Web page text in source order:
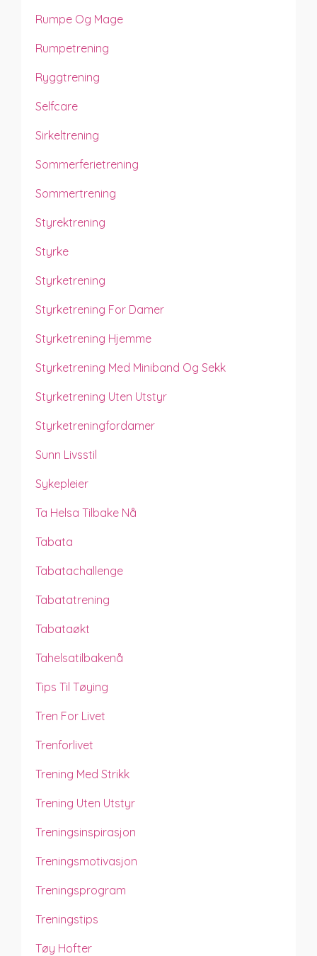
Rumpe Og Mage
Rumpetrening
Ryggtrening
Selfcare
Sirkeltrening
Sommerferietrening
Sommertrening
Styrektrening
Styrke
Styrketrening
Styrketrening For Damer
Styrketrening Hjemme
Styrketrening Med Miniband Og Sekk
Styrketrening Uten Utstyr
Styrketreningfordamer
Sunn Livsstil
Sykepleier
Ta Helsa Tilbake Nå
Tabata
Tabatachallenge
Tabatatrening
Tabataøkt
Tahelsatilbakenå
Tips Til Tøying
Tren For Livet
Trenforlivet
Trening Med Strikk
Trening Uten Utstyr
Treningsinspirasjon
Treningsmotivasjon
Treningsprogram
Treningstips
Tøy Hofter